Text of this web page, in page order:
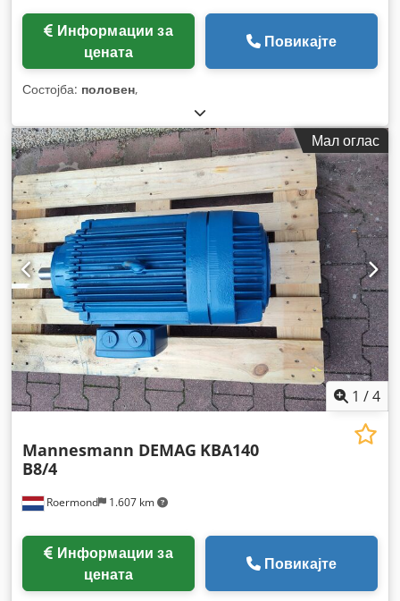
цената
Повикајте
Состојба: половен,
Мал оглас
1 /4
Roermond 1.607 km
Mannesmann DEMAG KBA140
B8/4
цената
Повикајте